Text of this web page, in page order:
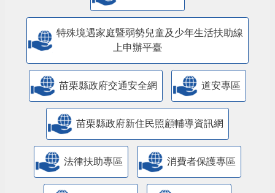
特殊境遇家庭暨弱勢兒童及少年生活扶助線
上申辦平臺
苗栗縣政府交通安全網 道安專區
苗栗縣政府新住民照顧輔導資訊網
法律扶助專區 消費者保護專區